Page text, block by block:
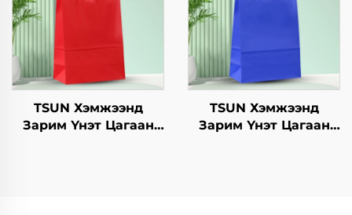
крафт хавтангаас
бүрдсэн дагуу, цэцэг,
хөнгөн хоолны
ашиглахад
Шиппинг Картон
TSUN Хэмжээнд
Зарим Үнэт Цагаан
TSUN Хэмжээнд
Зарим Үнэт Цагаан